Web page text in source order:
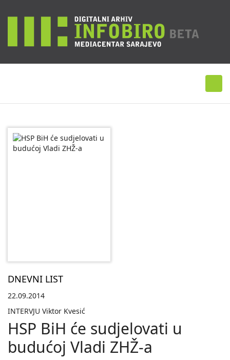
DNEVNI LIST
22.09.2014
INTERVJU Viktor Kvesić
HSP BiH će sudjelovati u
budućoj Vladi ZHŽ-a